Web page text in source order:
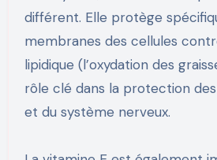
différent. Elle protège
membranes des cellules
lipidique (l’oxydation des
rôle clé dans la protection
et du système nerveux.